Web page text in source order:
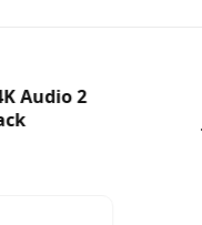
Audio 2